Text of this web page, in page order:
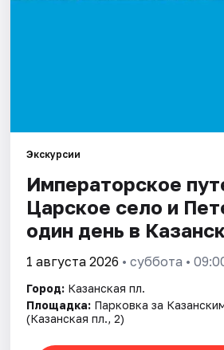
Экскурсии
Императорское
Царское село и
один день в
1 августа 2026 • суббота •
Город: Казанская пл.
Площадка: Парковка за
(Казанская пл., 2)